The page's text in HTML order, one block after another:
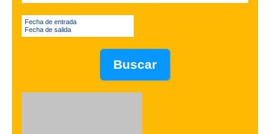
Fecha de entrada
Fecha de salida